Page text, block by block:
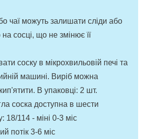
чаї можуть залишати сліди або
сосці, що не змінює її
соску в мікрохвильовій печі та
машині. Виріб можна
В упаковці: 2 шт.
соска доступна в шести
18/114 - міні 0-3 міс
потік 3-6 міс